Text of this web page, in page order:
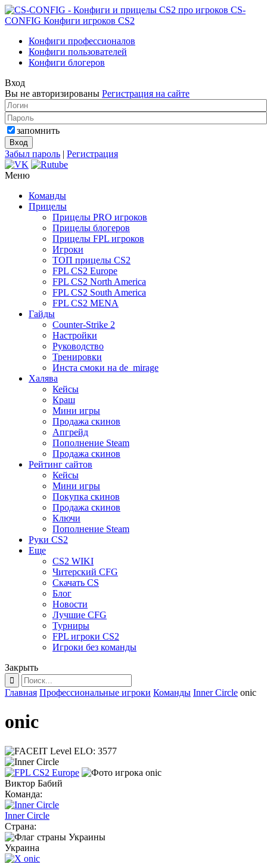
CS-
CONFIG Конфиги игроков CS2
Конфиги профессионалов
Конфиги пользователей
Конфиги блогеров
Вход
Вы не авторизированы Регистрация на сайте
запомнить
Забыл пароль | Регистрация
Меню
Команды
Прицелы
Прицелы PRO игроков
Прицелы блогеров
Прицелы FPL игроков
Игроки
ТОП прицелы CS2
FPL CS2 Europe
FPL CS2 North America
FPL CS2 South America
FPL CS2 MENA
Гайды
Counter-Strike 2
Настройки
Руководство
Тренировки
Инста смоки на de_mirage
Халява
Кейсы
Краш
Мини игры
Продажа скинов
Апгрейд
Пополнение Steam
Продажа скинов
Рейтинг сайтов
Кейсы
Мини игры
Покупка скинов
Продажа скинов
Ключи
Пополнение Steam
Руки CS2
Еще
CS2 WIKI
Читерский CFG
Скачать CS
Блог
Новости
Лучшие CFG
Турниры
FPL игроки CS2
Игроки без команды
Закрыть
Главная Профессиональные игроки Команды Inner Circle onic
onic
ELO: 3577
Виктор Бабий
Команда:
Inner Circle
Страна:
Украина